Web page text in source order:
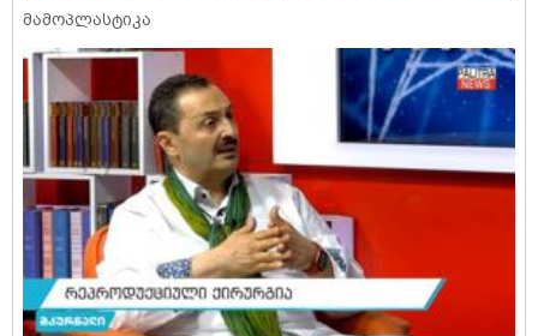
მამოპლასტიკა